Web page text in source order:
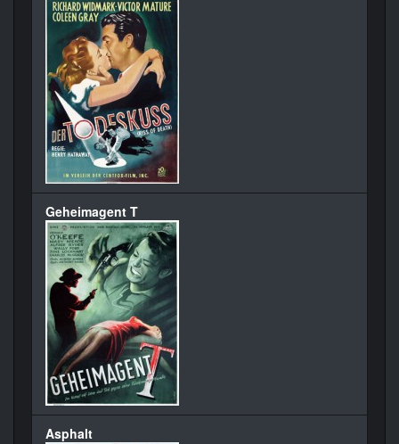
Geheimagent T
Asphalt